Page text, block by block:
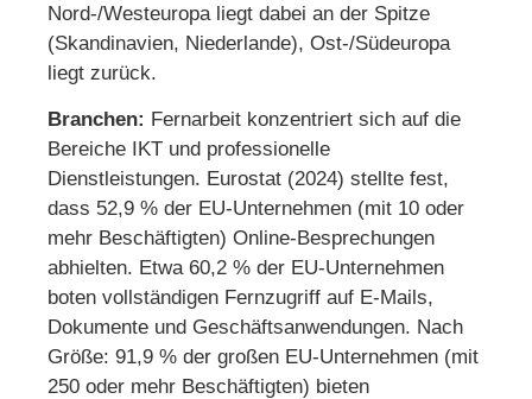
Nord-/Westeuropa liegt dabei an der Spitze
(Skandinavien, Niederlande), Ost-/Südeuropa
liegt zurück.
Branchen: Fernarbeit konzentriert sich auf die
Bereiche IKT und professionelle
Dienstleistungen. Eurostat (2024) stellte fest,
dass 52,9 % der EU-Unternehmen (mit 10 oder
mehr Beschäftigten) Online-Besprechungen
abhielten. Etwa 60,2 % der EU-Unternehmen
boten vollständigen Fernzugriff auf E-Mails,
Dokumente und Geschäftsanwendungen. Nach
Größe: 91,9 % der großen EU-Unternehmen (mit
250 oder mehr Beschäftigten) bieten